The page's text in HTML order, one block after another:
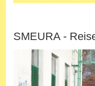
SMEURA -